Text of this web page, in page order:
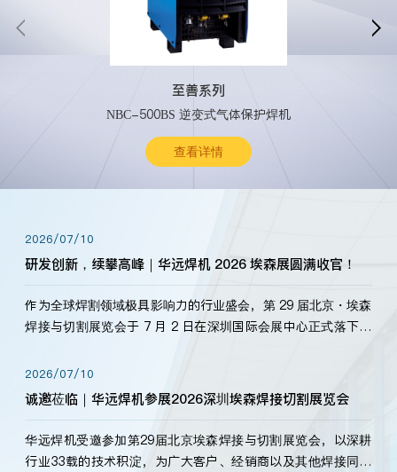
至善系列
NBC-500BS 逆变式气体保护焊机
查看详情
 
2026/07/10
研发创新，续攀高峰｜华远焊机 2026 埃森展圆满收官！
作为全球焊割领域极具影响力的行业盛会，第 29 届北京・埃森
焊接与切割展览会于 7 月 2 日在深圳国际会展中心正式落下帷
标准，持之以恒研发新产品、新技术。新老客户、行业伙伴、
海内外客户为目睹公司发布的新产…
2026/07/10
诚邀莅临｜华远焊机参展2026深圳埃森焊接切割展览会
华远焊机受邀参加第29届北京埃森焊接与切割展览会，以深耕
行业33载的技术积淀，为广大客户、经销商以及其他焊接同仁